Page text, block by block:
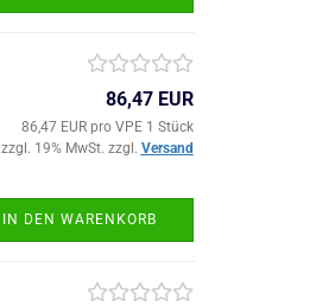
86,47 EUR
86,47 EUR pro VPE 1 Stück
zzgl. 19% MwSt. zzgl. Versand
IN DEN WARENKORB